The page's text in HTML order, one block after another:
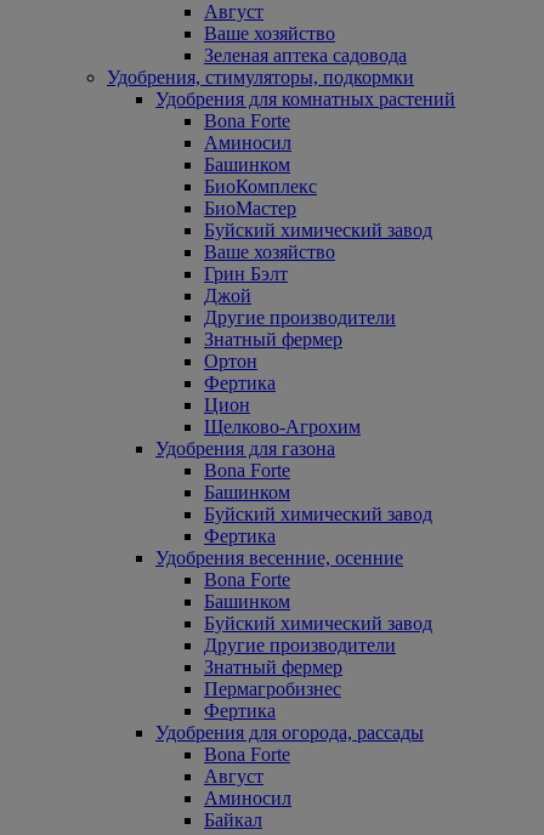
Август
Ваше хозяйство
Зеленая аптека садовода
Удобрения, стимуляторы, подкормки
Удобрения для комнатных растений
Bona Forte
Аминосил
Башинком
БиоКомплекс
БиоМастер
Буйский химический завод
Ваше хозяйство
Грин Бэлт
Джой
Другие производители
Знатный фермер
Ортон
Фертика
Цион
Щелково-Агрохим
Удобрения для газона
Bona Forte
Башинком
Буйский химический завод
Фертика
Удобрения весенние, осенние
Bona Forte
Башинком
Буйский химический завод
Другие производители
Знатный фермер
Пермагробизнес
Фертика
Удобрения для огорода, рассады
Bona Forte
Август
Аминосил
Байкал